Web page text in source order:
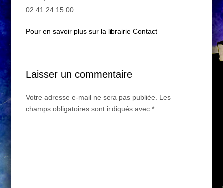
02 41 24 15 00
Pour en savoir plus sur la librairie Contact
Laisser un commentaire
Votre adresse e-mail ne sera pas publiée.
Les
champs obligatoires sont indiqués avec*